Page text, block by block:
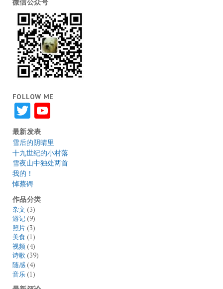
微信公众号
FOLLOW ME
TwitterYouTube
最新发表
雪后的阴晴里
十九世纪的小村落
雪夜山中独处两首
我的！
悼蔡锷
作品分类
杂文 (3)
游记(9)
照片(3)
美食 (1)
视频(4)
诗歌(39)
随感(4)
音乐(1)